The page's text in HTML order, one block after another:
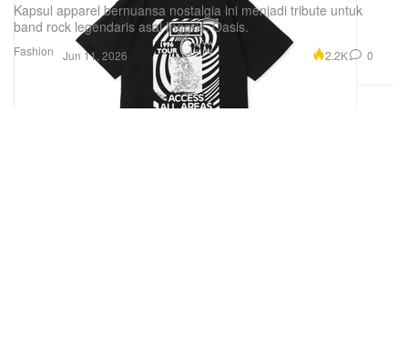
Fashion
Kapsul apparel bernuansa nostalgia ini menjadi tribute untuk
band rock legendaris asal Inggris, Oasis.
Jun 11, 2026 2.2K 0